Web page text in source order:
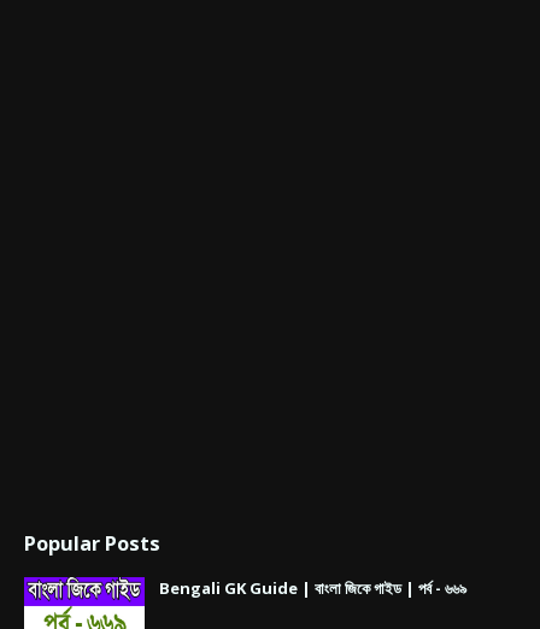
Popular Posts
Bengali GK Guide | বাংলা জিকে গাইড | পর্ব - ৬৬৯